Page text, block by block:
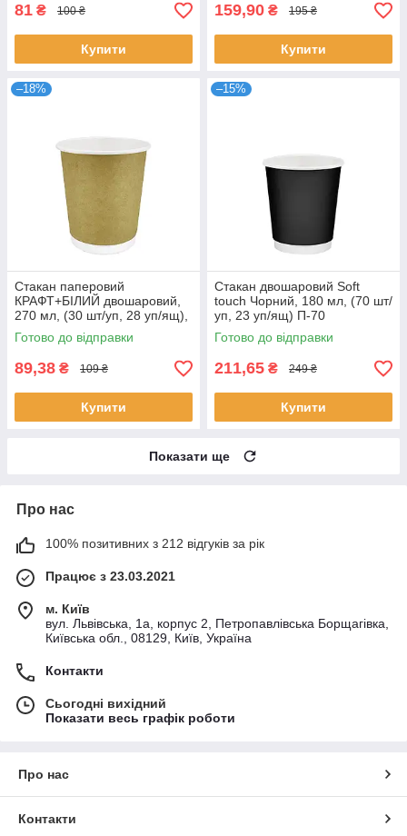
81 ₴ 100 ₴
Купити
159,90 ₴ 195 ₴
Купити
–18%
Стакан паперовий
КРАФТ+БІЛИЙ двошаровий,
270 мл, (30 шт/уп, 28 уп/ящ),
П-80
Готово до відправки
89,38 ₴ 109 ₴
Купити
–15%
Стакан двошаровий Soft
touch Чорний, 180 мл, (70 шт/
уп, 23 уп/ящ) П-70
Готово до відправки
211,65 ₴ 249 ₴
Купити
Показати ще
Про нас
100% позитивних з 212 відгуків за рік
Працює з 23.03.2021
м. Київ
вул. Львівська, 1а, корпус 2, Петропавлівська Борщагівка,
Київська обл., 08129, Київ, Україна
Контакти
Сьогодні вихідний
Показати весь графік роботи
Про нас
Контакти